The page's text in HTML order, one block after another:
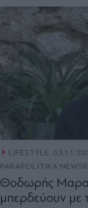
LIFESTYLE
PARAPOLITIKA
Θοδωρής
μπερδεύουν με